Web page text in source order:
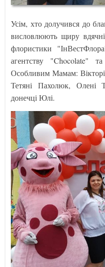
Усім, хто долучився до
висловлюють щиру
флористики
агентству "Chocolate"
Особливим Мамам:
Тетяні Пахолюк, Олені
донечці Юлі.